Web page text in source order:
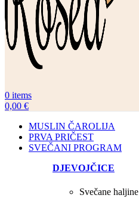
0 items
0,00 €
MUSLIN ČAROLIJA
PRVA PRIČEST
SVEČANI PROGRAM
DJEVOJČICE
Svečane haljine